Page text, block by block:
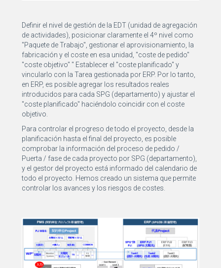
Definir el nivel de gestión de la EDT (unidad de agregación
de actividades), posicionar claramente el 4º nivel como
"Paquete de Trabajo", gestionar el aprovisionamiento, la
fabricación y el coste en esa unidad, "coste de pedido"
"coste objetivo" " Establecer el "coste planificado" y
vincularlo con la Tarea gestionada por ERP. Por lo tanto,
en ERP, es posible agregar los resultados reales
introducidos para cada SPG (departamento) y ajustar el
"coste planificado" haciéndolo coincidir con el coste
objetivo.
Para controlar el progreso de todo el proyecto, desde la
planificación hasta el final del proyecto, es posible
comprobar la información del proceso de pedido /
Puerta / fase de cada proyecto por SPG (departamento),
y el gestor del proyecto está informado del calendario de
todo el proyecto. Hemos creado un sistema que permite
controlar los avances y los riesgos de costes.